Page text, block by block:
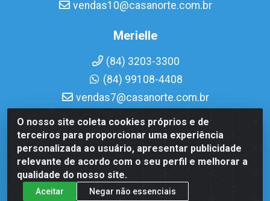
O nosso site coleta cookies próprios e de
terceiros para proporcionar uma experiência
personalizada ao usuário, apresentar publicidade
relevante de acordo com o seu perfil e melhorar a
qualidade do nosso site.
Aceitar Negar não essenciais
vendas10@casanorte.com.br
Merielle
(84) 3203-3300
(84) 99108-4408
vendas7@casanorte.com.br
Casa Norte LTDA - Av. Interventor Mário Câmara, 1815 - Dix-
Sept Rosado, Natal/RN - CEP 59054-600 - CNPJ
08.713.513/0001-51